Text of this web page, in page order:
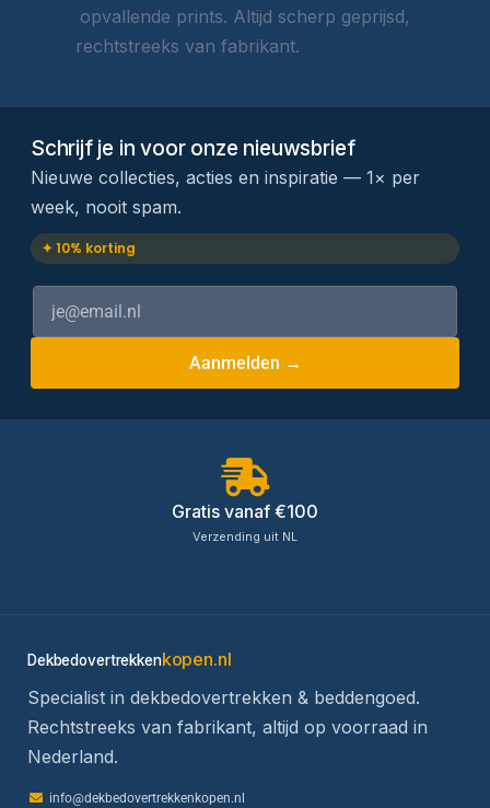
opvallende prints. Altijd scherp geprijsd,
rechtstreeks van fabrikant.
Schrijf je in voor onze nieuwsbrief
Nieuwe collecties, acties en inspiratie — 1× per
week, nooit spam.
✦ 10% korting
Aanmelden →
Gratis vanaf €100
Verzending uit NL
Dekbedovertrekkenkopen.nl
Specialist in dekbedovertrekken & beddengoed.
Rechtstreeks van fabrikant, altijd op voorraad in
Nederland.
info@dekbedovertrekkenkopen.nl